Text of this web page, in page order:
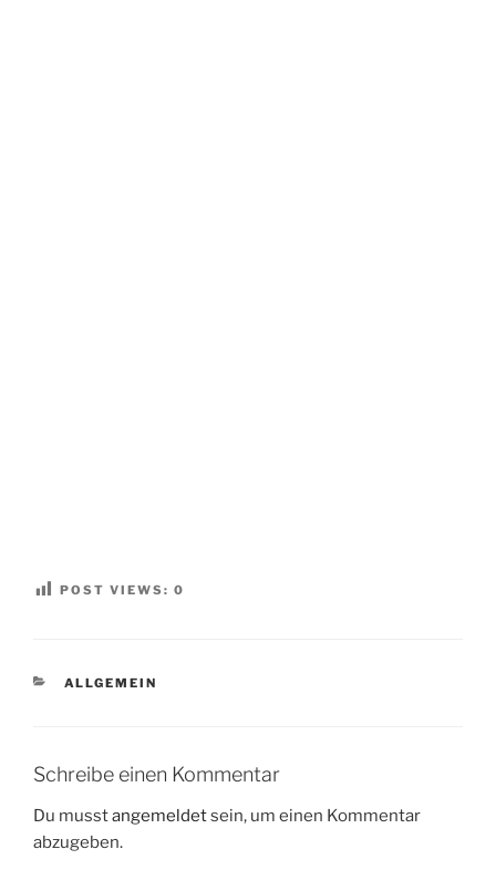
POST VIEWS: 0
KATEGORIEN
ALLGEMEIN
Schreibe einen Kommentar
Du musstangemeldetsein, um einen Kommentar
abzugeben.